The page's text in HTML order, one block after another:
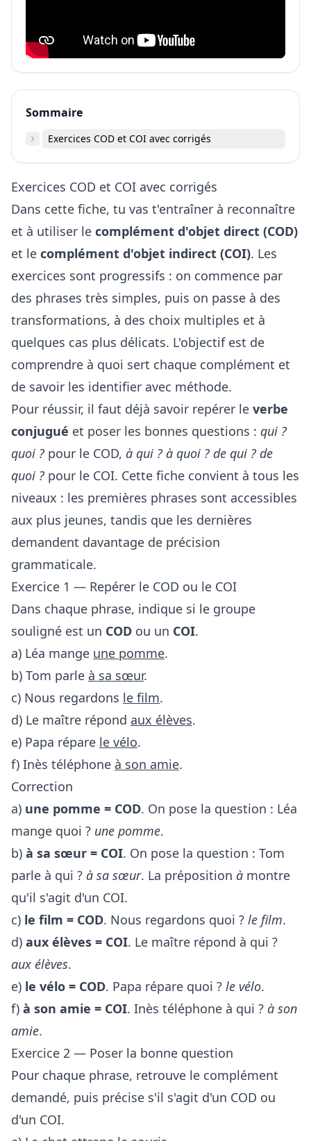
Sommaire
Exercices COD et COI avec corrigés
Exercices COD et COI avec corrigés
Dans cette fiche, tu vas t'entraîner à reconnaître
et à utiliser le complément d'objet direct (COD)
et le complément d'objet indirect (COI). Les
exercices sont progressifs : on commence par
des phrases très simples, puis on passe à des
transformations, à des choix multiples et à
quelques cas plus délicats. L'objectif est de
comprendre à quoi sert chaque complément et
de savoir les identifier avec méthode.
Pour réussir, il faut déjà savoir repérer le verbe
conjugué et poser les bonnes questions : qui ?
quoi ? pour le COD, à qui ? à quoi ? de qui ? de
quoi ? pour le COI. Cette fiche convient à tous les
niveaux : les premières phrases sont accessibles
aux plus jeunes, tandis que les dernières
demandent davantage de précision
grammaticale.
Exercice 1 — Repérer le COD ou le COI
Dans chaque phrase, indique si le groupe
souligné est un COD ou un COI.
a) Léa mange une pomme.
b) Tom parle à sa sœur.
c) Nous regardons le film.
d) Le maître répond aux élèves.
e) Papa répare le vélo.
f) Inès téléphone à son amie.
Correction
a) une pomme = COD. On pose la question : Léa
mange quoi ? une pomme.
b) à sa sœur = COI. On pose la question : Tom
parle à qui ? à sa sœur. La préposition à montre
qu'il s'agit d'un COI.
c) le film = COD. Nous regardons quoi ? le film.
d) aux élèves = COI. Le maître répond à qui ?
aux élèves.
e) le vélo = COD. Papa répare quoi ? le vélo.
f) à son amie = COI. Inès téléphone à qui ? à son
amie.
Exercice 2 — Poser la bonne question
Pour chaque phrase, retrouve le complément
demandé, puis précise s'il s'agit d'un COD ou
d'un COI.